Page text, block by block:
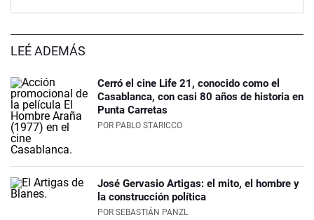
LEÉ ADEMÁS
Cerró el cine Life 21, conocido como el
Casablanca, con casi 80 años de historia en
Punta Carretas
POR PABLO STARICCO
José Gervasio Artigas: el mito, el hombre y
la construcción política
POR SEBASTIÁN PANZL